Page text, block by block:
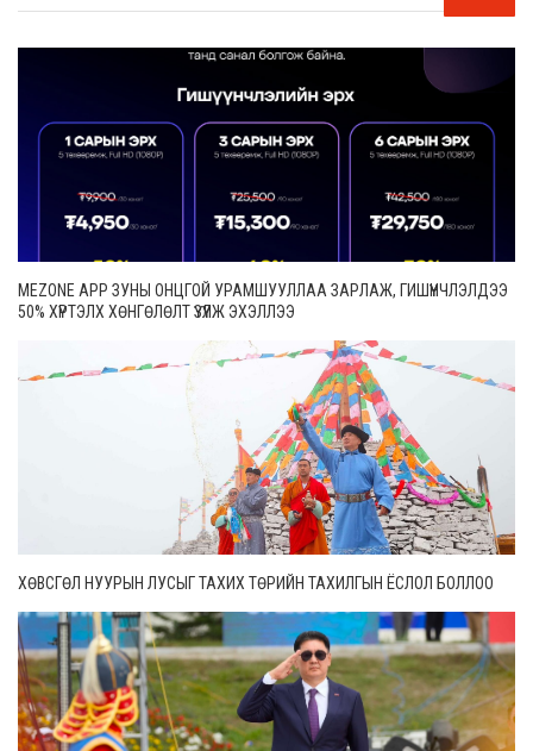
MEZONE APP ЗУНЫ ОНЦГОЙ УРАМШУУЛЛАА ЗАРЛАЖ, ГИШҮҮНЧЛЭЛДЭЭ
50% ХҮРТЭЛХ ХӨНГӨЛӨЛТ ҮЗҮҮЛЖ ЭХЭЛЛЭЭ
ХӨВСГӨЛ НУУРЫН ЛУСЫГ ТАХИХ ТӨРИЙН ТАХИЛГЫН ЁСЛОЛ БОЛЛОО